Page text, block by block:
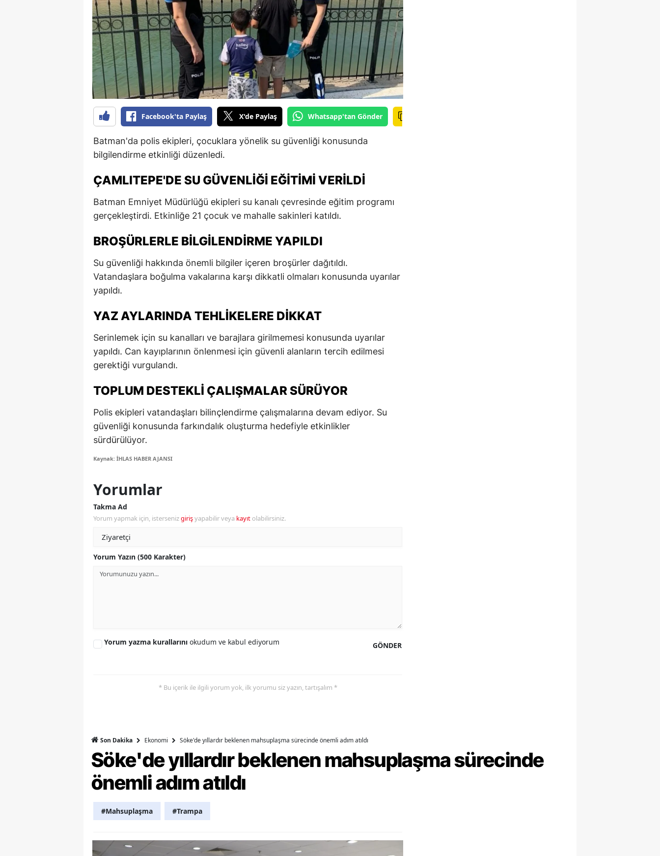
Bilecik
Bingöl
Bitlis
Bolu
Burdur
Bursa
Çankırı
Çorum
Diyarbakır
Erzincan
Eskişehir
Gaziantep
Giresun
Hakkari
Hatay
Kars
Mardin
Muğla
Muş
Facebook'ta Paylaş X'de Paylaş Whatsapp'tan Gönder
Batman'da polis ekipleri, çocuklara yönelik su güvenliği konusunda
bilgilendirme etkinliği düzenledi.
ÇAMLITEPE'DE SU GÜVENLIĞI EĞITIMI VERILDI
Batman Emniyet Müdürlüğü ekipleri su kanalı çevresinde eğitim programı
gerçekleştirdi. Etkinliğe 21 çocuk ve mahalle sakinleri katıldı.
BROŞÜRLERLE BILGILENDIRME YAPILDI
Su güvenliği hakkında önemli bilgiler içeren broşürler dağıtıldı.
Vatandaşlara boğulma vakalarına karşı dikkatli olmaları konusunda uyarılar
yapıldı.
YAZ AYLARINDA TEHLIKELERE DIKKAT
Serinlemek için su kanalları ve barajlara girilmemesi konusunda uyarılar
yapıldı. Can kayıplarının önlenmesi için güvenli alanların tercih edilmesi
gerektiği vurgulandı.
TOPLUM DESTEKLI ÇALIŞMALAR SÜRÜYOR
Polis ekipleri vatandaşları bilinçlendirme çalışmalarına devam ediyor. Su
güvenliği konusunda farkındalık oluşturma hedefiyle etkinlikler
sürdürülüyor.
Kaynak: İHLAS HABER AJANSI
Yorumlar
Takma Ad
Yorum yapmak için, istersenizgirişyapabilir veya kayıt olabilirsiniz.
Yorum Yazın (500 Karakter)
GÖNDER
Yorum yazma kurallarını okudum ve kabul ediyorum
* Bu içerik ile ilgili yorum yok, ilk yorumu siz yazın, tartışalım *
Son Dakika Ekonomi Söke'de yıllardır beklenen mahsuplaşma sürecinde önemli adım atıldı
Söke'de yıllardır beklenen mahsuplaşma sürecinde
önemli adım atıldı
#Mahsuplaşma #Trampa